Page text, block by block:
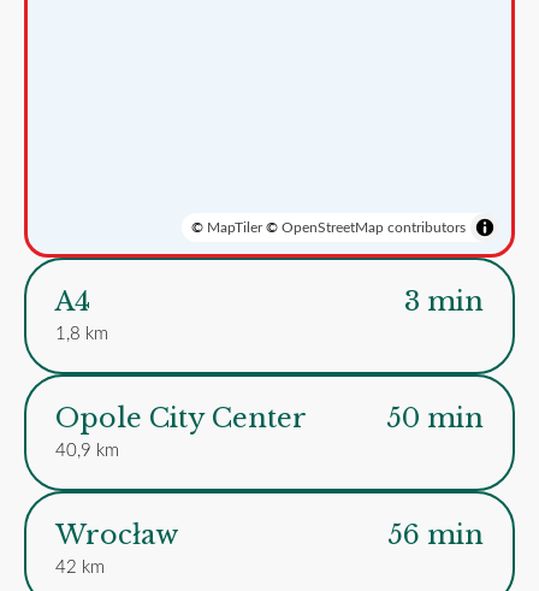
© MapTiler© OpenStreetMap contributors
A4
1,8 km
3 min
Opole City Center
40,9 km
50 min
Wrocław
42 km
56 min